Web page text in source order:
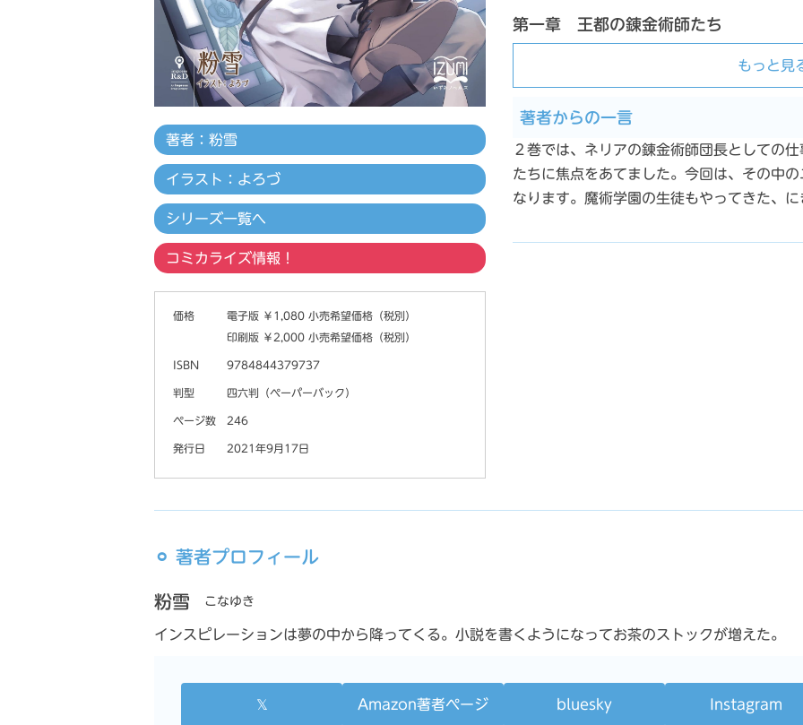
第一章 王都の錬金術師たち
もっと見
著者からの一言
２巻では、ネリアの錬金術師団長としての
たちに焦点をあてました。今回は、その中
なります。魔術学園の生徒もやってきた、
著者：粉雪
イラスト：よろづ
シリーズ一覧へ
コミカライズ情報！
価格
電子版 ￥1,080 小売希望価格（税別）
印刷版 ￥2,000 小売希望価格（税別）
ISBN 9784844379737
判型 四六判（ペーパーバック）
ページ数 246
発行日 2021年9月17日
⚪︎ 著者プロフィール
粉雪 こなゆき
インスピレーションは夢の中から降ってくる。小説を書くようになってお茶のストックが増えた。
𝕏 Amazon著者ページ bluesky Instagram